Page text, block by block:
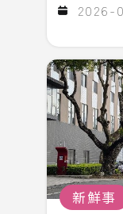
2026-
新鮮事